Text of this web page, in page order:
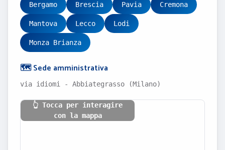
Bergamo Brescia Pavia Cremona
Mantova Lecco Lodi
Monza Brianza
🗺️ Sede amministrativa
via idiomi - Abbiategrasso (Milano)
👆 Tocca per interagire
con la mappa